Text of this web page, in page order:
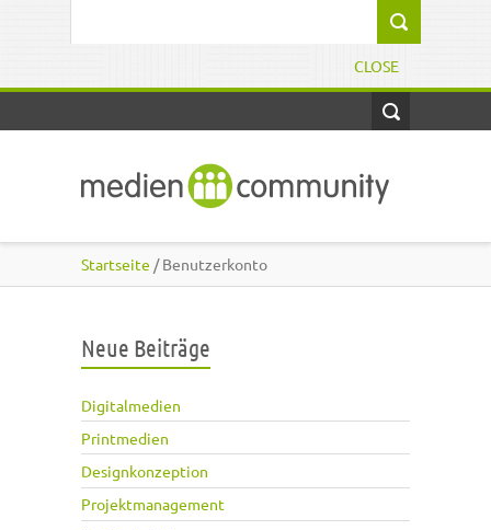
CLOSE
Startseite / Benutzerkonto
Neue Beiträge
Digitalmedien
Printmedien
Designkonzeption
Projektmanagement